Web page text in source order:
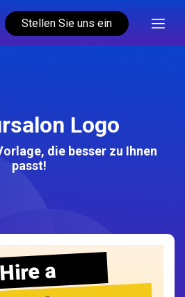
Stellen Sie uns ein
Logo
die besser zu Ihnen
passt!
Hire a